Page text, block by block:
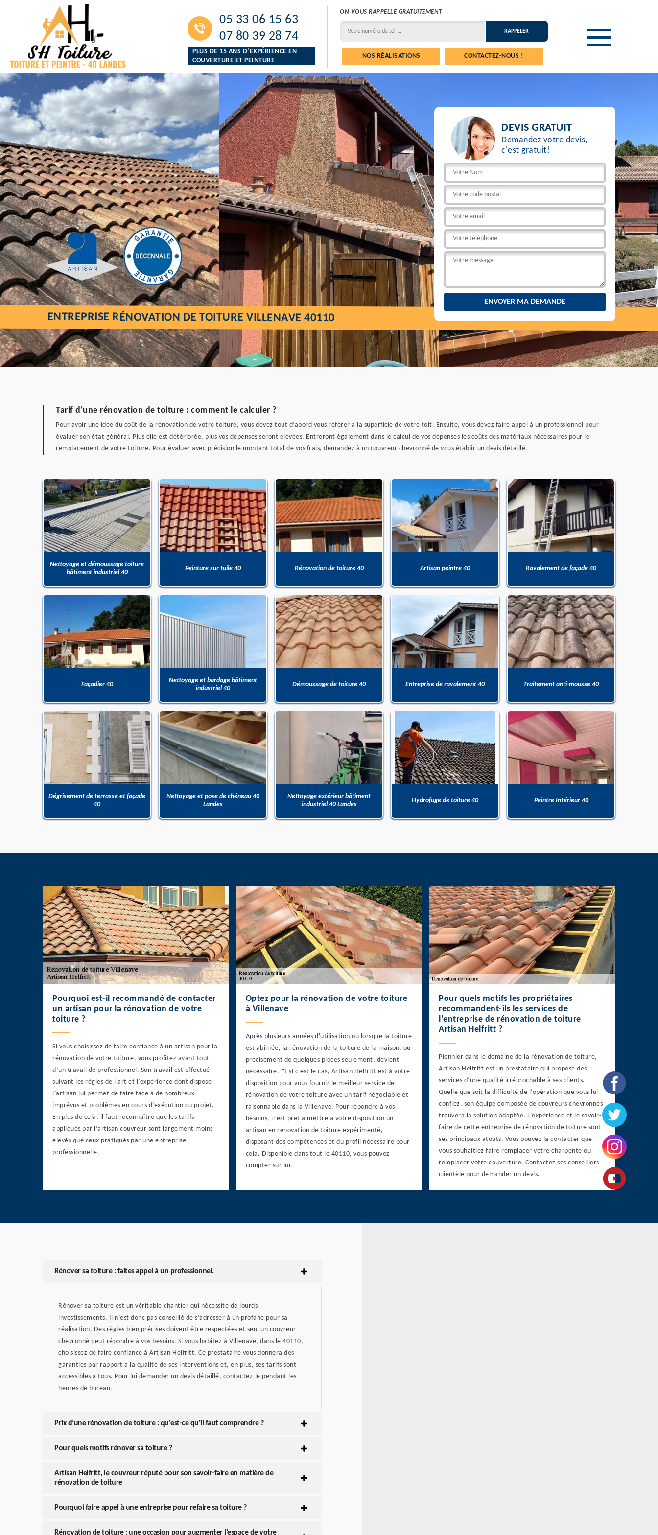
05 33 06 15 63
07 80 39 28 74
PLUS DE 15 ANS D’EXPÉRIENCE EN
COUVERTURE ET PEINTURE
ON VOUS RAPPELLE GRATUITEMENT
NOS RÉALISATIONS CONTACTEZ-NOUS !
DEVIS GRATUIT
Demandez votre devis,
c'est gratuit!
ENTREPRISE RÉNOVATION DE TOITURE VILLENAVE 40110
Tarif d'une rénovation de toiture : comment le calculer ?
Pour avoir une idée du coût de la rénovation de votre toiture, vous devez tout d’abord vous référer à la superficie de votre toit. Ensuite, vous devez faire appel à un professionnel pour
évaluer son état général. Plus elle est détériorée, plus vos dépenses seront élevées. Entreront également dans le calcul de vos dépenses les coûts des matériaux nécessaires pour le
remplacement de votre toiture. Pour évaluer avec précision le montant total de vos frais, demandez à un couvreur chevronné de vous établir un devis détaillé.
Nettoyage et démoussage toiture
bâtiment industriel 40
Peinture sur tuile 40 Rénovation de toiture 40 Artisan peintre 40 Ravalement de façade 40
Façadier 40
Nettoyage et bardage bâtiment
industriel 40
Démoussage de toiture 40 Entreprise de ravalement 40 Traitement anti-mousse 40
Dégrisement de terrasse et façade
40
Nettoyage et pose de chéneau 40
Landes
Nettoyage extérieur bâtiment
industriel 40 Landes
Hydrofuge de toiture 40 Peintre Intérieur 40
Pourquoi est-il recommandé de contacter
un artisan pour la rénovation de votre
toiture ?
Si vous choisissez de faire confiance à un artisan pour la
rénovation de votre toiture, vous profitez avant tout
d’un travail de professionnel. Son travail est effectué
suivant les règles de l’art et l’expérience dont dispose
l’artisan lui permet de faire face à de nombreux
imprévus et problèmes en cours d’exécution du projet.
En plus de cela, il faut reconnaître que les tarifs
appliqués par l’artisan couvreur sont largement moins
élevés que ceux pratiqués par une entreprise
professionnelle.
Optez pour la rénovation de votre toiture
à Villenave
Après plusieurs années d'utilisation ou lorsque la toiture
est abîmée, la rénovation de la toiture de la maison, ou
précisément de quelques pièces seulement, devient
nécessaire. Et si c'est le cas, Artisan Helfritt est à votre
disposition pour vous fournir le meilleur service de
rénovation de votre toiture avec un tarif négociable et
raisonnable dans la Villenave. Pour répondre à vos
besoins, il est prêt à mettre à votre disposition un
artisan en rénovation de toiture expérimenté,
disposant des compétences et du profil nécessaire pour
cela. Disponible dans tout le 40110, vous pouvez
compter sur lui.
Pour quels motifs les propriétaires
recommandent-ils les services de
l’entreprise de rénovation de toiture
Artisan Helfritt ?
Pionnier dans le domaine de la rénovation de toiture,
Artisan Helfritt est un prestataire qui propose des
services d’une qualité irréprochable à ses clients.
Quelle que soit la difficulté de l’opération que vous lui
confiez, son équipe composée de couvreurs chevronnés
trouvera la solution adaptée. L’expérience et le savoir-
faire de cette entreprise de rénovation de toiture sont
ses principaux atouts. Vous pouvez la contacter que
vous souhaitiez faire remplacer votre charpente ou
remplacer votre couverture. Contactez ses conseillers
clientèle pour demander un devis.
Rénover sa toiture : faites appel à un professionnel.
Rénover sa toiture est un véritable chantier qui nécessite de lourds
investissements. Il n’est donc pas conseillé de s’adresser à un profane pour sa
réalisation. Des règles bien précises doivent être respectées et seul un couvreur
chevronné peut répondre à vos besoins. Si vous habitez à Villenave, dans le 40110,
choisissez de faire confiance à Artisan Helfritt. Ce prestataire vous donnera des
garanties par rapport à la qualité de ses interventions et, en plus, ses tarifs sont
accessibles à tous. Pour lui demander un devis détaillé, contactez-le pendant les
heures de bureau.
Prix d’une rénovation de toiture : qu'est-ce qu'il faut comprendre ?
Pour quels motifs rénover sa toiture ?
Artisan Helfritt, le couvreur réputé pour son savoir-faire en matière de
rénovation de toiture
Pourquoi faire appel à une entreprise pour refaire sa toiture ?
Rénovation de toiture : une occasion pour augmenter l’espace de votre